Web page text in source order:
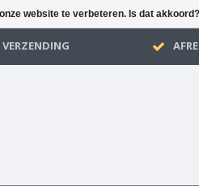
website te verbeteren. Is dat akkoord?